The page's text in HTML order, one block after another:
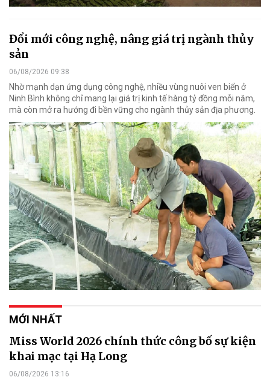
Đổi mới công nghệ, nâng giá trị ngành thủy
sản
06/08/2026 09:38
Nhờ mạnh dạn ứng dụng công nghệ, nhiều vùng nuôi ven biển ở
Ninh Bình không chỉ mang lại giá trị kinh tế hàng tỷ đồng mỗi năm,
mà còn mở ra hướng đi bền vững cho ngành thủy sản địa phương.
MỚI NHẤT
Miss World 2026 chính thức công bố sự kiện
khai mạc tại Hạ Long
06/08/2026 13:16